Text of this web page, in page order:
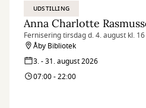
UDSTILLING
Anna Charlotte
Fernisering tirsdag d. 4. august kl. 16
Åby Bibliotek
3. - 31. august 2026
07:00 - 22:00